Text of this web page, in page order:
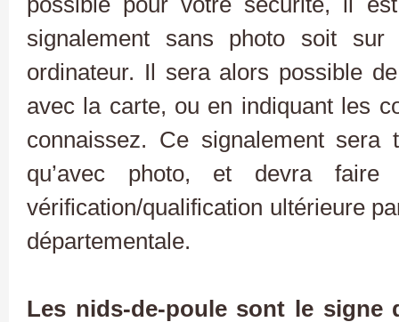
signalement sans photo soit
ordinateur. Il sera alors possible
avec la carte, ou en indiquant les
connaissez. Ce signalement
qu’avec photo, et devra faire
vérification/qualification ultérieure
départementale.
Les nids-de-poule sont le signe